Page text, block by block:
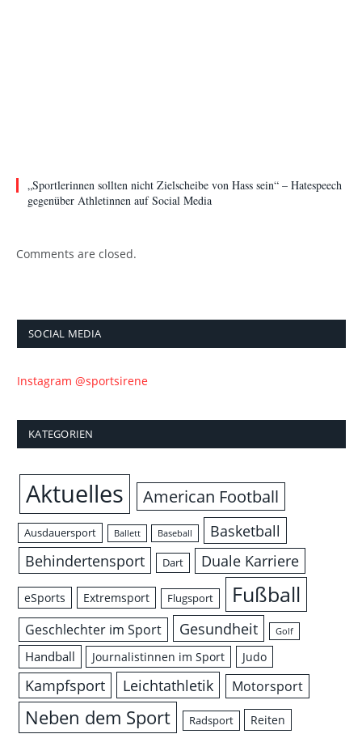
„Sportlerinnen sollten nicht Zielscheibe von Hass sein“ – Hatespeech
gegenüber Athletinnen auf Social Media
Comments are closed.
SOCIAL MEDIA
Instagram @sportsirene
KATEGORIEN
Aktuelles American Football
Ausdauersport Ballett Baseball
Basketball
Behindertensport
Dart Duale Karriere
eSports Extremsport Flugsport Fußball
Geschlechter im Sport Gesundheit Golf
Handball Journalistinnen im Sport Judo
Kampfsport Leichtathletik Motorsport
Neben dem Sport Radsport Reiten